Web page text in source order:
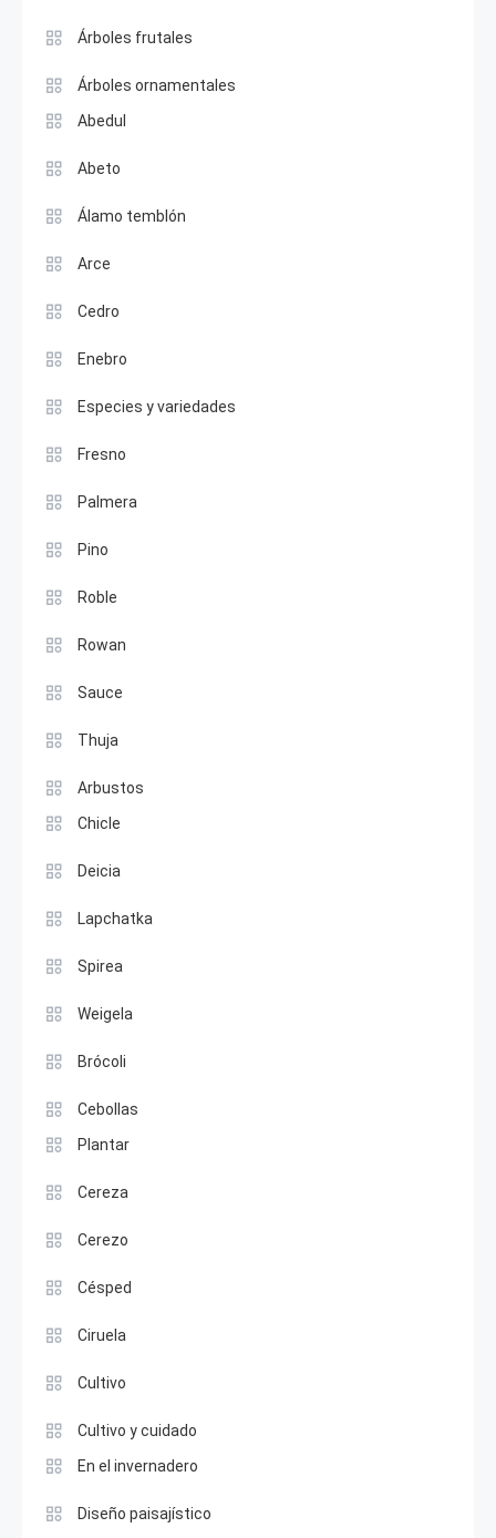
Árboles frutales
Árboles ornamentales
Abedul
Abeto
Álamo temblón
Arce
Cedro
Enebro
Especies y variedades
Fresno
Palmera
Pino
Roble
Rowan
Sauce
Thuja
Arbustos
Chicle
Deicia
Lapchatka
Spirea
Weigela
Brócoli
Cebollas
Plantar
Cereza
Cerezo
Césped
Ciruela
Cultivo
Cultivo y cuidado
En el invernadero
Diseño paisajístico